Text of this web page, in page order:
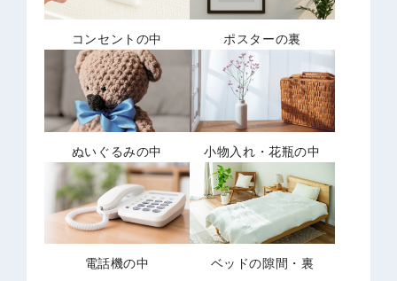
コンセントの中 ポスターの裏
ぬいぐるみの中 小物入れ・花瓶の中
電話機の中 ベッドの隙間・裏